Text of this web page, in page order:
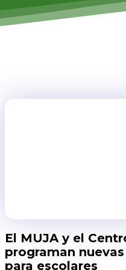
El MUJA y el
programan
para escolares